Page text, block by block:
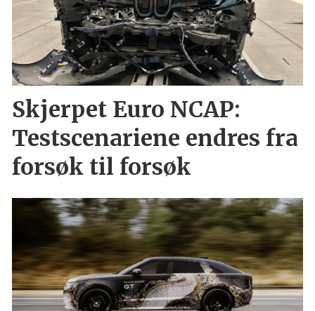
Skjerpet Euro NCAP:
Testscenariene endres fra
forsøk til forsøk